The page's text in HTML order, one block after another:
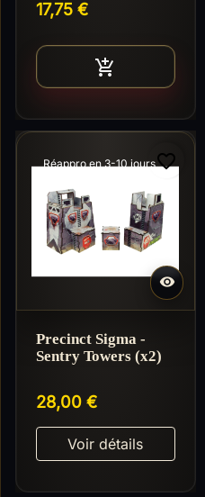
17,75 €

Réappro en 3-10 jours

favorite_border
Precinct Sigma -
Sentry Towers (x2)
28,00 €
Voir détails